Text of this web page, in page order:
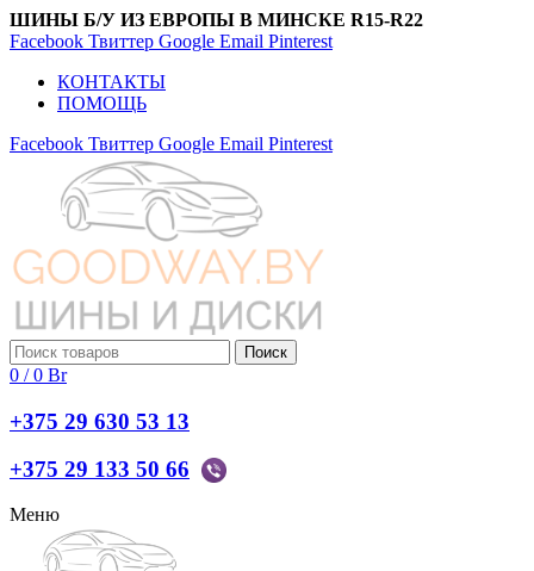
ШИНЫ Б/У ИЗ ЕВРОПЫ В МИНСКЕ R15-R22
Facebook Твиттер Google Email Pinterest
КОНТАКТЫ
ПОМОЩЬ
Facebook Твиттер Google Email Pinterest
Поиск
0 / 0 Br
+375 29 630 53 13
+375 29 133 50 66
Меню